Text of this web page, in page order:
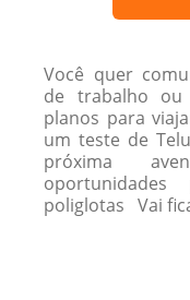
Você quer
de trabalho ou
planos para
um teste de
próxima
poliglotas Vai